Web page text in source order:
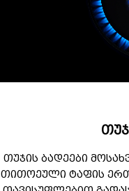
თუჯის ბადეები
თითოეული ტაფის